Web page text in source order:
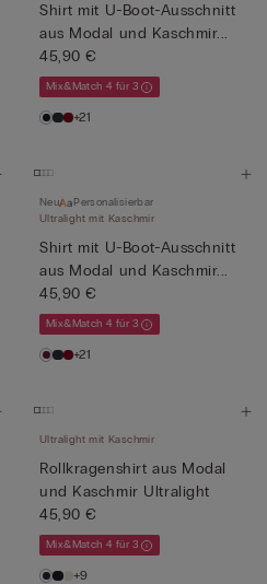
Shirt mit U-Boot-Ausschnitt
aus Modal und Kaschmir...
45,90 €
Mix&Match 4 für 3
+21
Neu
Personalisierbar
Ultralight mit Kaschmir
Shirt mit U-Boot-Ausschnitt
aus Modal und Kaschmir...
45,90 €
Mix&Match 4 für 3
+21
Ultralight mit Kaschmir
Rollkragenshirt aus Modal
und Kaschmir Ultralight
45,90 €
Mix&Match 4 für 3
+9